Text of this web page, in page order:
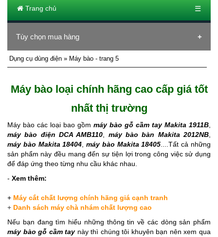
Trang chủ ☰
Tùy chọn mua hàng
Dụng cụ dùng điện » Máy bào - trang 5
Máy bào loại chính hãng cao cấp giá tốt
nhất thị trường
Máy bào các loại bao gồm máy bào gỗ cầm tay Makita 1911B
máy bào điện DCA AMB110
máy bào bàn Makita 2012NB
máy bào Makita 18404 , máy bào Makita 18405 ....Tất cả những
sản phẩm này đều mang đến sự tiện lợi trong công việc sử dụng
để đáp ứng theo từng nhu cầu khác nhau.
- Xem thêm:
+ Máy cắt chất lượng chính hãng giá cạnh tranh
+ Danh sách máy chà nhám chất lượng cao
máy bào gỗ cầm tay này thì chúng tôi khuyên bạn nên xem qua